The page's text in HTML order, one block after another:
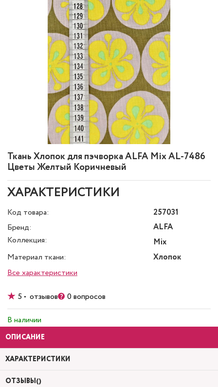
Ткань Хлопок для пэчворка ALFA Mix AL-7486
Цветы Желтый Коричневый
ХАРАКТЕРИСТИКИ
Код товара:
257031
Бренд:
ALFA
Коллекция:
Mix
Материал ткани:
Хлопок
Все характеристики
5 • отзывов 0 вопросов
В наличии
ОПИСАНИЕ
ХАРАКТЕРИСТИКИ
ОТЗЫВЫ()